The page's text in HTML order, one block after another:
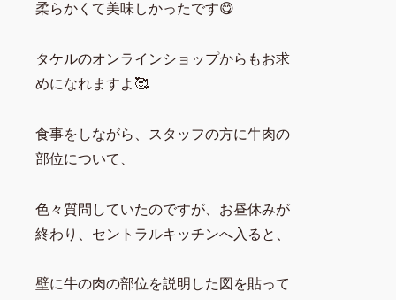
柔らかくて美味しかったです😋
タケルのオンラインショップからもお求
めになれますよ🥰
食事をしながら、スタッフの方に牛肉の
部位について、
色々質問していたのですが、お昼休みが
終わり、セントラルキッチンへ入ると、
壁に牛の肉の部位を説明した図を貼って